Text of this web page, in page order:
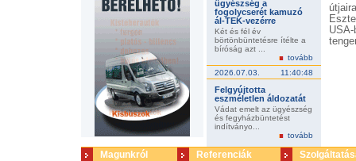
ügyészség a
fogolycserét kamuzó
ál-TEK-vezérre
Két és fél év
börtönbüntetésre ítélte a
bíróság azt ...
tovább
2026.07.03.
11:40:48
Felgyújtotta
eszméletlen áldozatát
Vádat emelt az ügyészség
és fegyházbüntetést
indítványo...
tovább
Magunkról Referenciák